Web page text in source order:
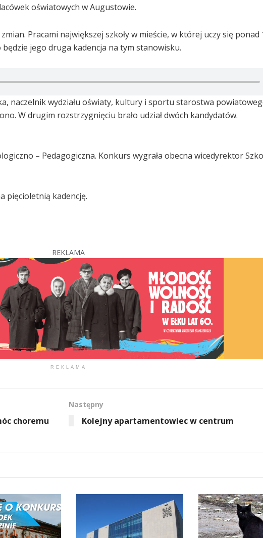
oświatowych w Augustowie.
Pracami największej szkoły w mieście, w której uczy się ponad
jego druga kadencja na tym stanowisku.
naczelnik wydziału oświaty, kultury i sportu starostwa
W drugim rozstrzygnięciu brało udział dwóch kandydatów.
– Pedagogiczna. Konkurs wygrała obecna wicedyrektor
pięcioletnią kadencję.
REKLAMA
REKLAMA
choremu
Następny
Kolejny apartamentowiec w centrum